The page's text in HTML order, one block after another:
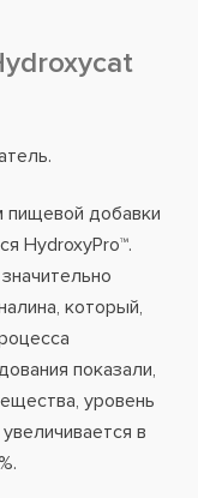
добавки
HydroxyPro™.
который,
показали,
уровень
в